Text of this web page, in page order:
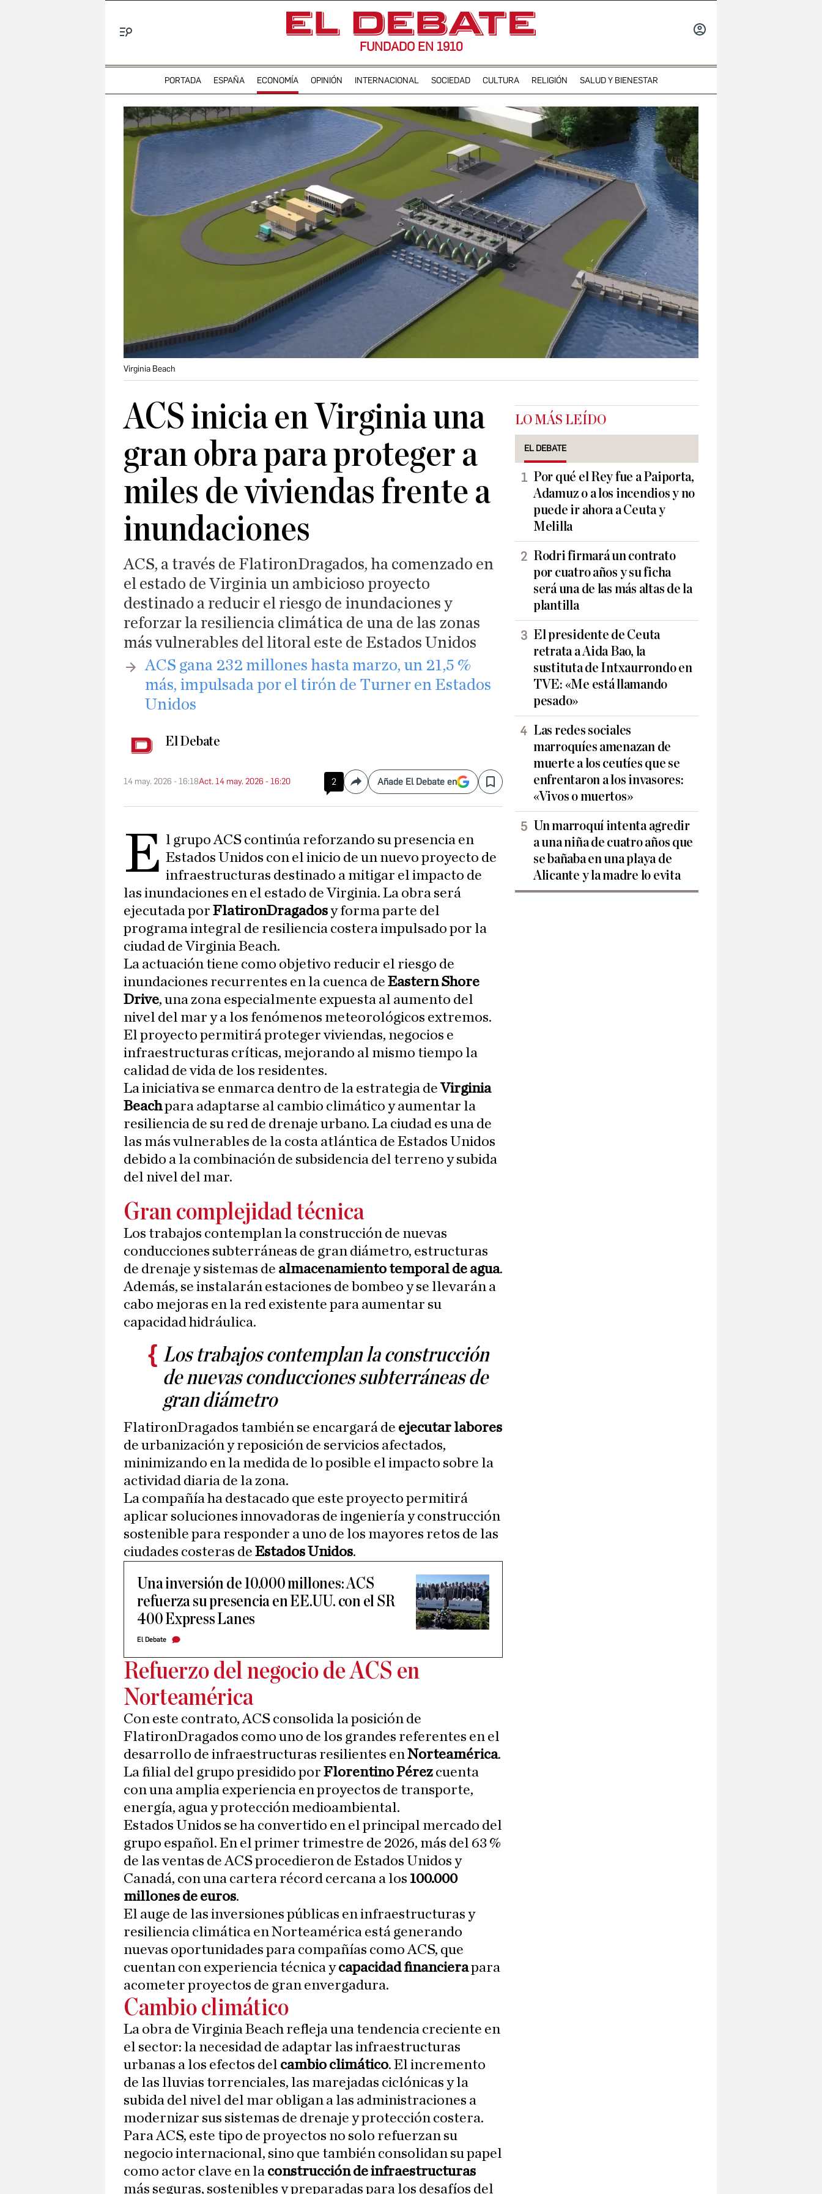
FUNDADO EN 1910
PORTADA ESPAÑA ECONOMÍA OPINIÓN INTERNACIONAL SOCIEDAD CULTURA RELIGIÓN SALUD Y BIENESTAR
Virginia Beach
ACS inicia en Virginia una
gran obra para proteger a
miles de viviendas frente a
inundaciones
ACS, a través de FlatironDragados, ha comenzado en
el estado de Virginia un ambicioso proyecto
destinado a reducir el riesgo de inundaciones y
reforzar la resiliencia climática de una de las zonas
más vulnerables del litoral este de Estados Unidos
ACS gana 232 millones hasta marzo, un 21,5 %
más, impulsada por el tirón de Turner en Estados
Unidos
El Debate
14 may. 2026 - 16:18Act. 14 may. 2026 - 16:20 2 CompartirAñade El Debate en Save
E l grupo ACS continúa reforzando su presencia en
Estados Unidos con el inicio de un nuevo proyecto de
infraestructuras destinado a mitigar el impacto de
las inundaciones en el estado de Virginia. La obra será
ejecutada por FlatironDragadosy forma parte del
programa integral de resiliencia costera impulsado por la
ciudad de Virginia Beach.
La actuación tiene como objetivo reducir el riesgo de
inundaciones recurrentes en la cuenca de Eastern Shore
Drive, una zona especialmente expuesta al aumento del
nivel del mar y a los fenómenos meteorológicos extremos.
El proyecto permitirá proteger viviendas, negocios e
infraestructuras críticas, mejorando al mismo tiempo la
calidad de vida de los residentes.
La iniciativa se enmarca dentro de la estrategia deVirginia
Beachpara adaptarse al cambio climático y aumentar la
resiliencia de su red de drenaje urbano. La ciudad es una de
las más vulnerables de la costa atlántica de Estados Unidos
debido a la combinación de subsidencia del terreno y subida
del nivel del mar.
Gran complejidad técnica
Los trabajos contemplan la construcción de nuevas
conducciones subterráneas de gran diámetro, estructuras
de drenaje y sistemas de almacenamiento temporal de agua.
Además, se instalarán estaciones de bombeo y se llevarán a
cabo mejoras en la red existente para aumentar su
capacidad hidráulica.
Los trabajos contemplan la construcción
de nuevas conducciones subterráneas de
gran diámetro
FlatironDragados también se encargará de ejecutar labores
de urbanización y reposición de servicios afectados,
minimizando en la medida de lo posible el impacto sobre la
actividad diaria de la zona.
La compañía ha destacado que este proyecto permitirá
aplicar soluciones innovadoras de ingeniería y construcción
sostenible para responder a uno de los mayores retos de las
ciudades costeras de EstadosUnidos.
Una inversión de 10.000 millones: ACS
refuerza su presencia en EE.UU. con el SR
400 Express Lanes
El Debate
Refuerzo del negocio de ACS en
Norteamérica
Con este contrato, ACS consolida la posición de
FlatironDragados como uno de los grandes referentes en el
desarrollo de infraestructuras resilientes enNorteamérica.
La filial del grupo presidido por FlorentinoPérez cuenta
con una amplia experiencia en proyectos de transporte,
energía, agua y protección medioambiental.
Estados Unidos se ha convertido en el principal mercado del
grupo español. En el primer trimestre de 2026, más del 63 %
de las ventas de ACS procedieron de Estados Unidos y
Canadá, con una cartera récord cercana a los 100.000
millones de euros.
El auge de las inversiones públicas en infraestructuras y
resiliencia climática en Norteamérica está generando
nuevas oportunidades para compañías como ACS, que
cuentan con experiencia técnica ycapacidad financierapara
acometer proyectos de gran envergadura.
Cambio climático
La obra de Virginia Beach refleja una tendencia creciente en
el sector: la necesidad de adaptar las infraestructuras
urbanas a los efectos del cambio climático. El incremento
de las lluvias torrenciales, las marejadas ciclónicas y la
subida del nivel del mar obligan a las administraciones a
modernizar sus sistemas de drenaje y protección costera.
Para ACS, este tipo de proyectos no solo refuerzan su
negocio internacional, sino que también consolidan su papel
como actor clave en la construcción de infraestructuras
más seguras, sostenibles y preparadas para los desafíos del
LO MÁS LEÍDO
EL DEBATE
Por qué el Rey fue a Paiporta,
Adamuz o a los incendios y no
puede ir ahora a Ceuta y
Melilla
Rodri firmará un contrato
por cuatro años y su ficha
será una de las más altas de la
plantilla
El presidente de Ceuta
retrata a Aida Bao, la
sustituta de Intxaurrondo en
TVE: «Me está llamando
pesado»
Las redes sociales
marroquíes amenazan de
muerte a los ceutíes que se
enfrentaron a los invasores:
«Vivos o muertos»
Un marroquí intenta agredir
a una niña de cuatro años que
se bañaba en una playa de
Alicante y la madre lo evita